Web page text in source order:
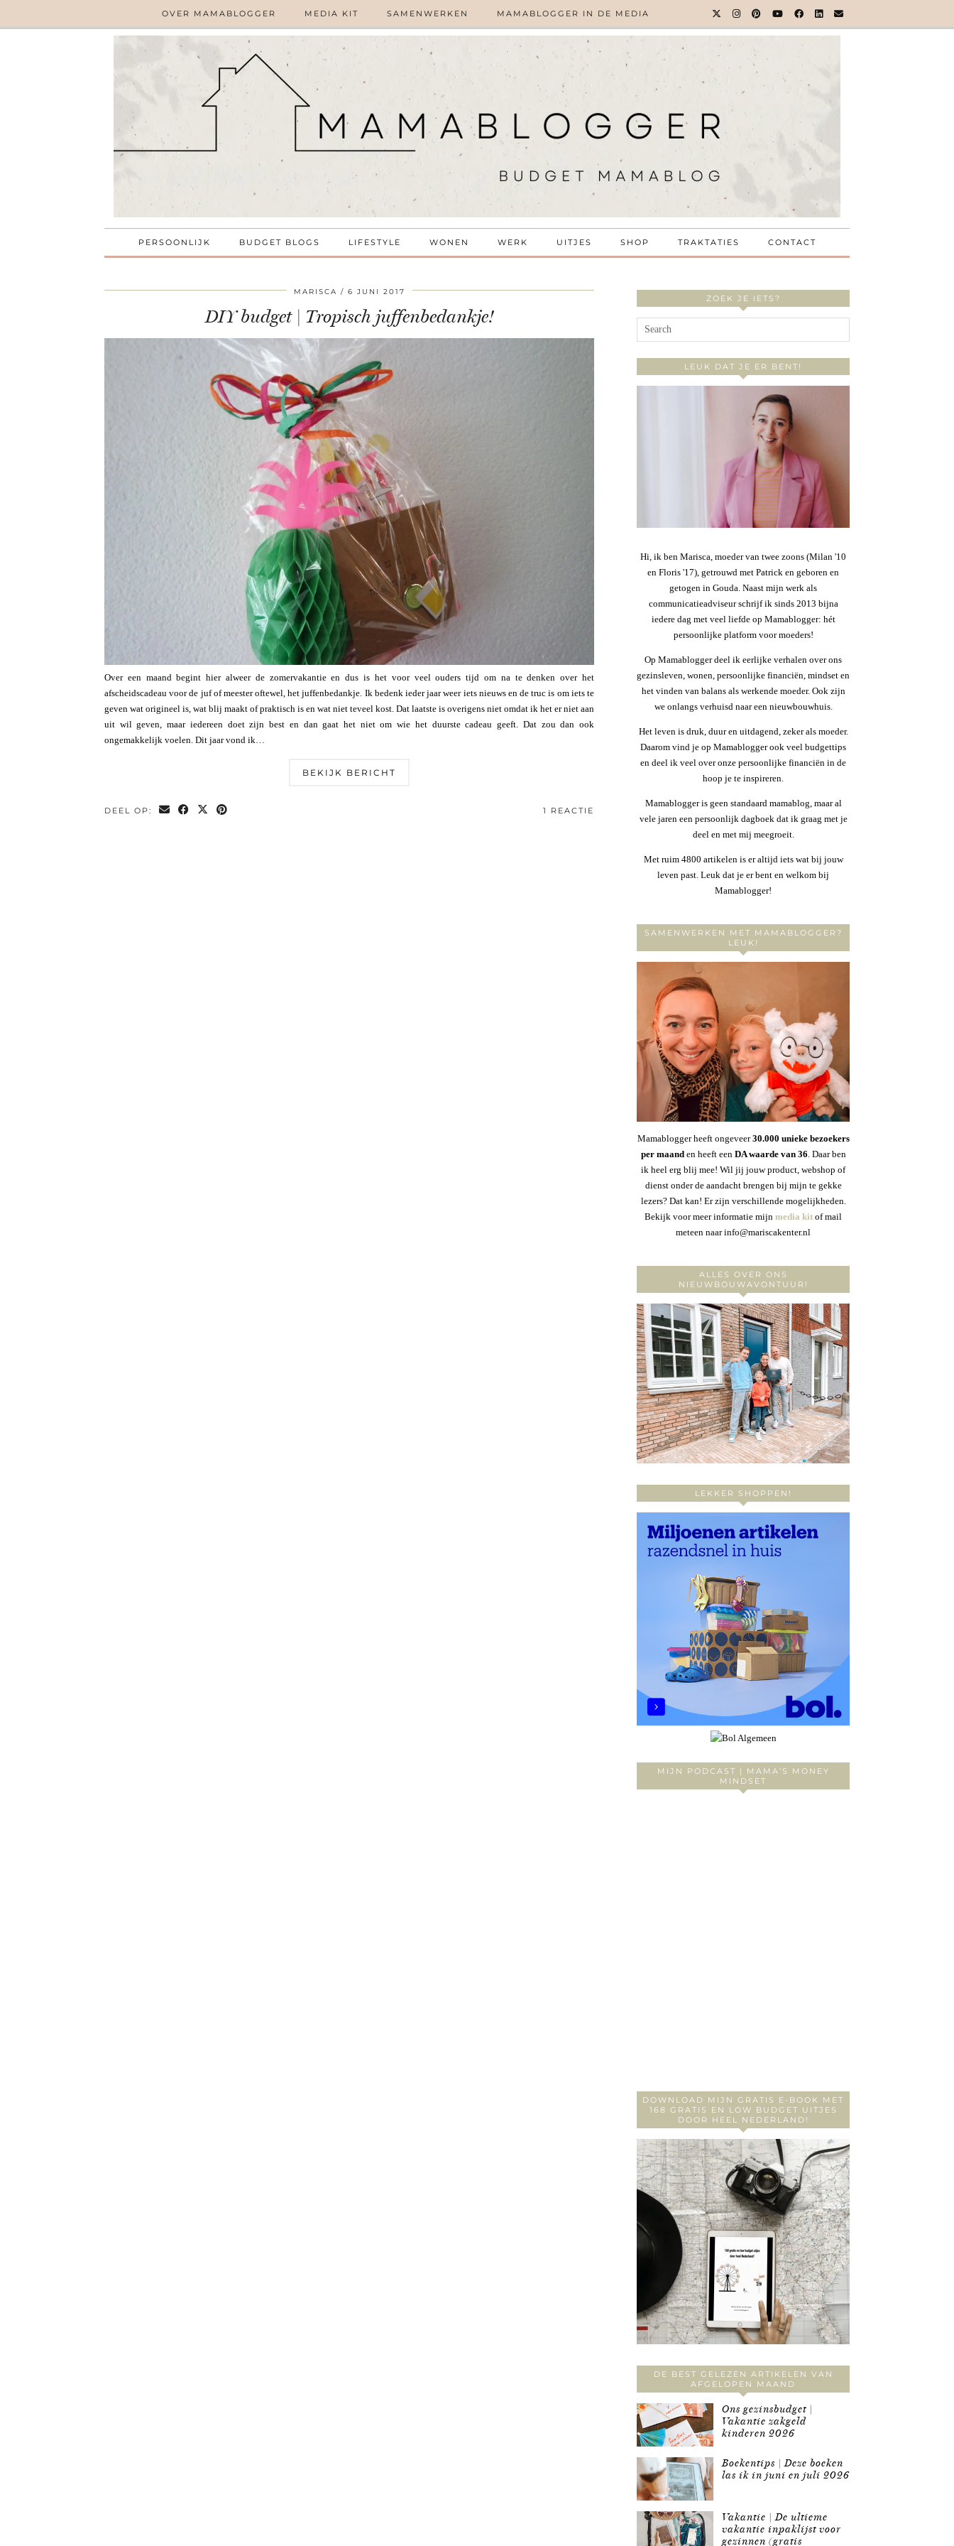
OVER MAMABLOGGER MEDIA KIT SAMENWERKEN MAMABLOGGER IN DE MEDIA
PERSOONLIJK BUDGET BLOGS LIFESTYLE WONEN WERK UITJES SHOP TRAKTATIES CONTACT
MARISCA 6 JUNI 2017
DIY budget | Tropisch juffenbedankje!
Over een maand begint hier alweer de zomervakantie en dus is het voor veel ouders tijd om na te denken over het
afscheidscadeau voor de juf of meester oftewel, het juffenbedankje. Ik bedenk ieder jaar weer iets nieuws en de truc is om iets te
geven wat origineel is, wat blij maakt of praktisch is en wat niet teveel kost. Dat laatste is overigens niet omdat ik het er niet aan
uit wil geven, maar iedereen doet zijn best en dan gaat het niet om wie het duurste cadeau geeft. Dat zou dan ook
ongemakkelijk voelen. Dit jaar vond ik…
BEKIJK BERICHT
DEEL OP: 1 REACTIE
ZOEK JE IETS?
LEUK DAT JE ER BENT!
Hi, ik ben Marisca, moeder van twee zoons (Milan '10
en Floris '17), getrouwd met Patrick en geboren en
getogen in Gouda. Naast mijn werk als
communicatieadviseur schrijf ik sinds 2013 bijna
iedere dag met veel liefde op Mamablogger: hét
persoonlijke platform voor moeders!
Op Mamablogger deel ik eerlijke verhalen over ons
gezinsleven, wonen, persoonlijke financiën, mindset en
het vinden van balans als werkende moeder. Ook zijn
we onlangs verhuisd naar een nieuwbouwhuis.
Het leven is druk, duur en uitdagend, zeker als moeder.
Daarom vind je op Mamablogger ook veel budgettips
en deel ik veel over onze persoonlijke financiën in de
hoop je te inspireren.
Mamablogger is geen standaard mamablog, maar al
vele jaren een persoonlijk dagboek dat ik graag met je
deel en met mij meegroeit.
Met ruim 4800 artikelen is er altijd iets wat bij jouw
leven past. Leuk dat je er bent en welkom bij
Mamablogger!
SAMENWERKEN MET MAMABLOGGER?
LEUK!
Mamablogger heeft ongeveer30.000 unieke bezoekers
per maanden heeft een DA waarde van 36. Daar ben
ik heel erg blij mee! Wil jij jouw product, webshop of
dienst onder de aandacht brengen bij mijn te gekke
lezers? Dat kan! Er zijn verschillende mogelijkheden.
Bekijk voor meer informatie mijn media kit of mail
meteen naar info@mariscakenter.nl
ALLES OVER ONS
NIEUWBOUWAVONTUUR!
LEKKER SHOPPEN!
MIJN PODCAST | MAMA’S MONEY
MINDSET
DOWNLOAD MIJN GRATIS E-BOOK MET
168 GRATIS EN LOW BUDGET UITJES
DOOR HEEL NEDERLAND!
DE BEST GELEZEN ARTIKELEN VAN
AFGELOPEN MAAND
Ons gezinsbudget |
Vakantie zakgeld
kinderen 2026
Boekentips | Deze boeken
las ik in juni en juli 2026
Vakantie | De ultieme
vakantie inpaklijst voor
gezinnen (gratis